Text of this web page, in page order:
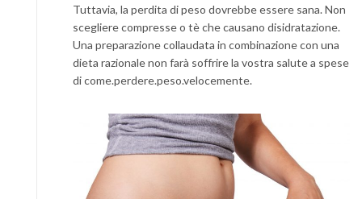
Tuttavia, la perdita di peso dovrebbe essere sana. Non
scegliere compresse o tè che causano disidratazione.
Una preparazione collaudata in combinazione con una
dieta razionale non farà soffrire la vostra salute a spese
di come.perdere.peso.velocemente.